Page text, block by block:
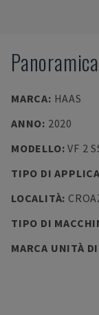
Panoramica
MARCA: HAAS
ANNO: 2020
MODELLO:VF 2
TIPO DI
LOCALITÀ:
TIPO DI
MARCA UNITÀ